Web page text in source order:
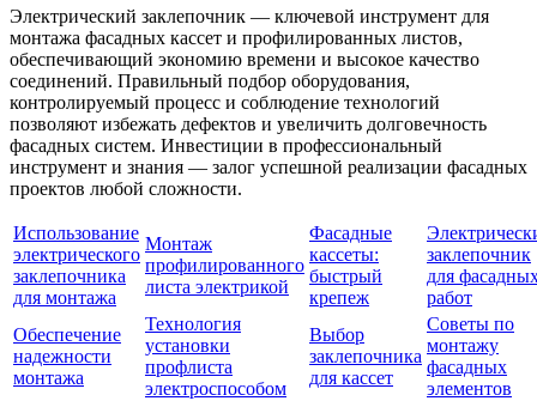
Электрический заклепочник — ключевой инструмент для
монтажа фасадных кассет и профилированных листов,
обеспечивающий экономию времени и высокое качество
соединений. Правильный подбор оборудования,
контролируемый процесс и соблюдение технологий
позволяют избежать дефектов и увеличить долговечность
фасадных систем. Инвестиции в профессиональный
инструмент и знания — залог успешной реализации фасадных
проектов любой сложности.
Использование
электрического
заклепочника
для монтажа
Монтаж
профилированного
листа электрикой
Фасадные
кассеты:
быстрый
крепеж
заклепочник
для
работ
Обеспечение
надежности
монтажа
Технология
установки
профлиста
электроспособом
Выбор
заклепочника
для кассет
Советы по
монтажу
фасадных
элементов